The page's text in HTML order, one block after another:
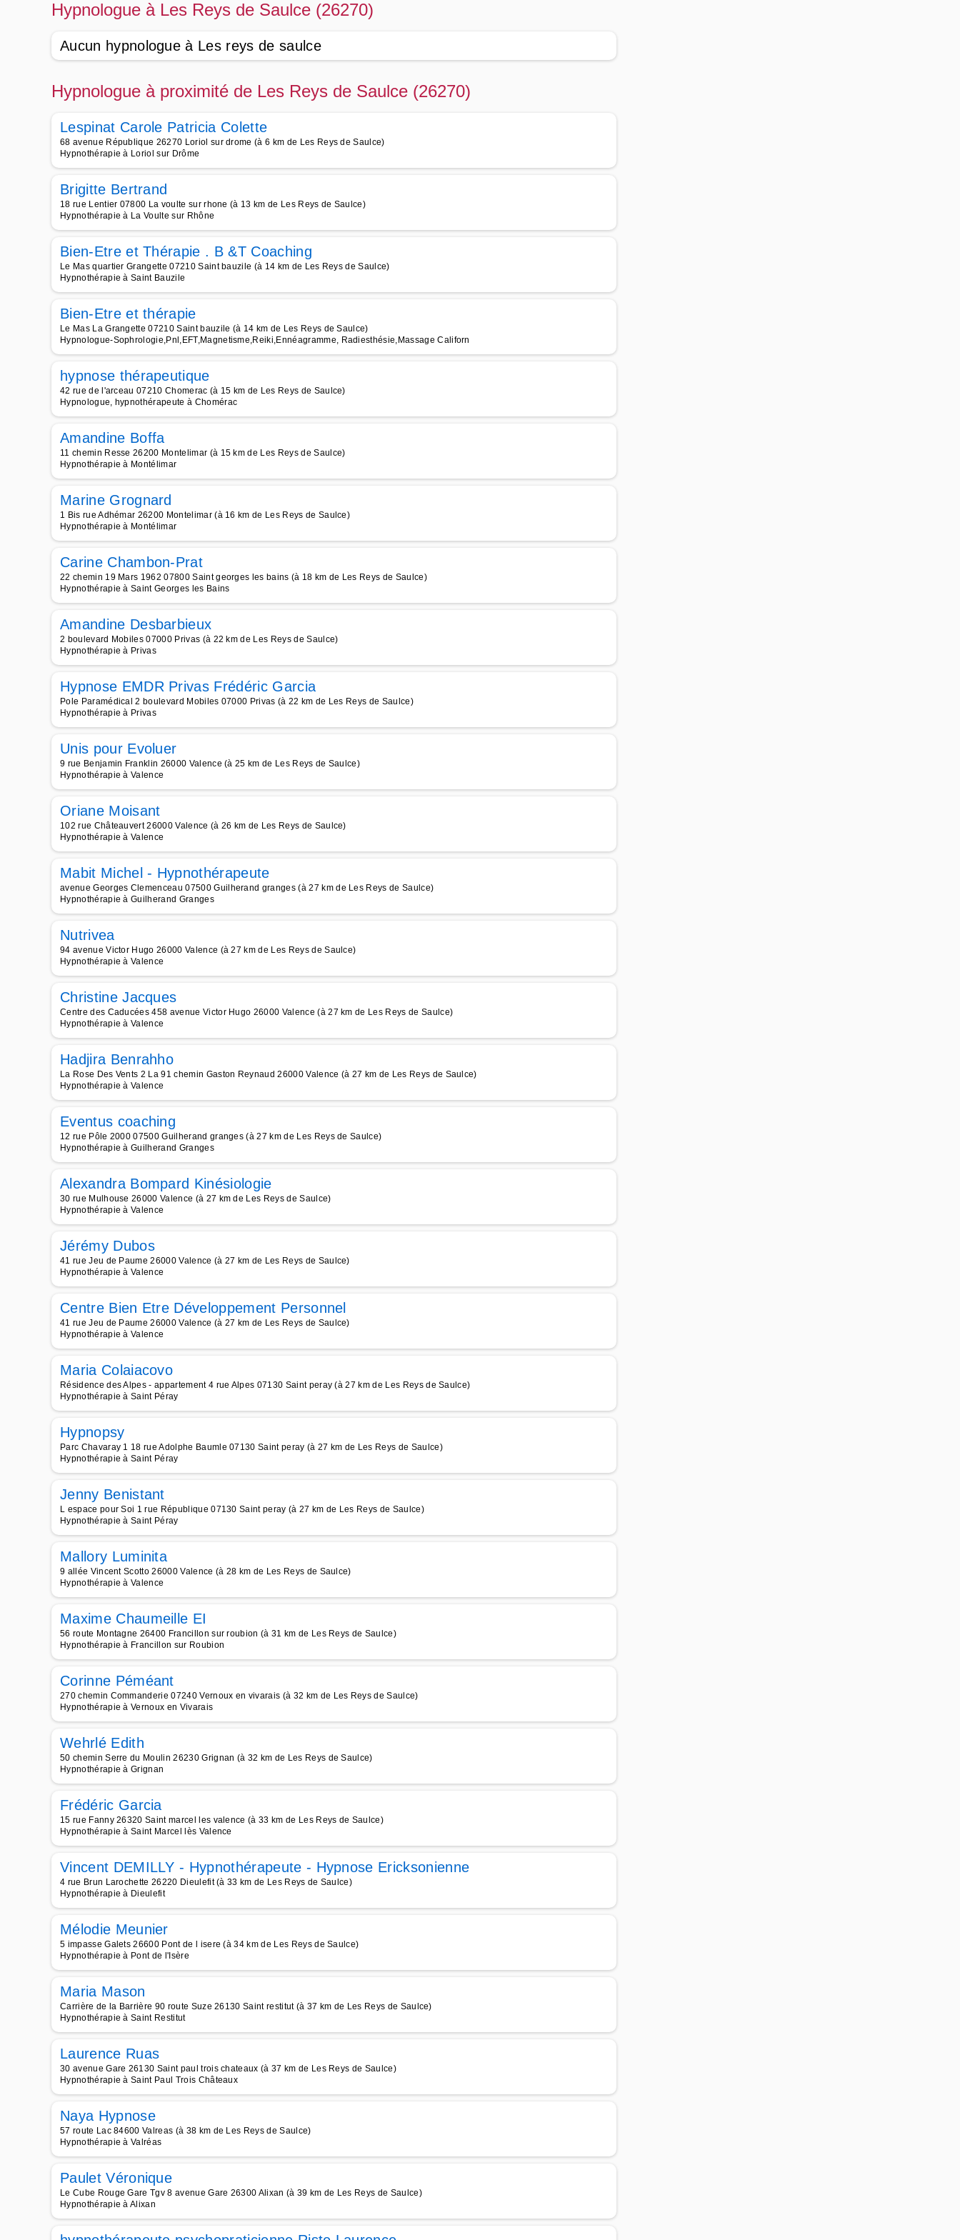
Hypnologue à Les Reys de Saulce (26270)
Aucun hypnologue à Les reys de saulce
Hypnologue à proximité de Les Reys de Saulce (26270)
Lespinat Carole Patricia Colette
68 avenue République 26270 Loriol sur drome (à 6 km de Les Reys de Saulce)
Hypnothérapie à Loriol sur Drôme
Brigitte Bertrand
18 rue Lentier 07800 La voulte sur rhone (à 13 km de Les Reys de Saulce)
Hypnothérapie à La Voulte sur Rhône
Bien-Etre et Thérapie . B &T Coaching
Le Mas quartier Grangette 07210 Saint bauzile (à 14 km de Les Reys de Saulce)
Hypnothérapie à Saint Bauzile
Bien-Etre et thérapie
Le Mas La Grangette 07210 Saint bauzile (à 14 km de Les Reys de Saulce)
Hypnologue-Sophrologie,Pnl,EFT,Magnetisme,Reiki,Ennéagramme, Radiesthésie,Massage Californ
hypnose thérapeutique
42 rue de l'arceau 07210 Chomerac (à 15 km de Les Reys de Saulce)
Hypnologue, hypnothérapeute à Chomérac
Amandine Boffa
11 chemin Resse 26200 Montelimar (à 15 km de Les Reys de Saulce)
Hypnothérapie à Montélimar
Marine Grognard
1 Bis rue Adhémar 26200 Montelimar (à 16 km de Les Reys de Saulce)
Hypnothérapie à Montélimar
Carine Chambon-Prat
22 chemin 19 Mars 1962 07800 Saint georges les bains (à 18 km de Les Reys de Saulce)
Hypnothérapie à Saint Georges les Bains
Amandine Desbarbieux
2 boulevard Mobiles 07000 Privas (à 22 km de Les Reys de Saulce)
Hypnothérapie à Privas
Hypnose EMDR Privas Frédéric Garcia
Pole Paramédical 2 boulevard Mobiles 07000 Privas (à 22 km de Les Reys de Saulce)
Hypnothérapie à Privas
Unis pour Evoluer
9 rue Benjamin Franklin 26000 Valence (à 25 km de Les Reys de Saulce)
Hypnothérapie à Valence
Oriane Moisant
102 rue Châteauvert 26000 Valence (à 26 km de Les Reys de Saulce)
Hypnothérapie à Valence
Mabit Michel - Hypnothérapeute
avenue Georges Clemenceau 07500 Guilherand granges (à 27 km de Les Reys de Saulce)
Hypnothérapie à Guilherand Granges
Nutrivea
94 avenue Victor Hugo 26000 Valence (à 27 km de Les Reys de Saulce)
Hypnothérapie à Valence
Christine Jacques
Centre des Caducées 458 avenue Victor Hugo 26000 Valence (à 27 km de Les Reys de Saulce)
Hypnothérapie à Valence
Hadjira Benrahho
La Rose Des Vents 2 La 91 chemin Gaston Reynaud 26000 Valence (à 27 km de Les Reys de Saulce)
Hypnothérapie à Valence
Eventus coaching
12 rue Pôle 2000 07500 Guilherand granges (à 27 km de Les Reys de Saulce)
Hypnothérapie à Guilherand Granges
Alexandra Bompard Kinésiologie
30 rue Mulhouse 26000 Valence (à 27 km de Les Reys de Saulce)
Hypnothérapie à Valence
Jérémy Dubos
41 rue Jeu de Paume 26000 Valence (à 27 km de Les Reys de Saulce)
Hypnothérapie à Valence
Centre Bien Etre Développement Personnel
41 rue Jeu de Paume 26000 Valence (à 27 km de Les Reys de Saulce)
Hypnothérapie à Valence
Maria Colaiacovo
Résidence des Alpes - appartement 4 rue Alpes 07130 Saint peray (à 27 km de Les Reys de Saulce)
Hypnothérapie à Saint Péray
Hypnopsy
Parc Chavaray 1 18 rue Adolphe Baumle 07130 Saint peray (à 27 km de Les Reys de Saulce)
Hypnothérapie à Saint Péray
Jenny Benistant
L espace pour Soi 1 rue République 07130 Saint peray (à 27 km de Les Reys de Saulce)
Hypnothérapie à Saint Péray
Mallory Luminita
9 allée Vincent Scotto 26000 Valence (à 28 km de Les Reys de Saulce)
Hypnothérapie à Valence
Maxime Chaumeille EI
56 route Montagne 26400 Francillon sur roubion (à 31 km de Les Reys de Saulce)
Hypnothérapie à Francillon sur Roubion
Corinne Péméant
270 chemin Commanderie 07240 Vernoux en vivarais (à 32 km de Les Reys de Saulce)
Hypnothérapie à Vernoux en Vivarais
Wehrlé Edith
50 chemin Serre du Moulin 26230 Grignan (à 32 km de Les Reys de Saulce)
Hypnothérapie à Grignan
Frédéric Garcia
15 rue Fanny 26320 Saint marcel les valence (à 33 km de Les Reys de Saulce)
Hypnothérapie à Saint Marcel lès Valence
Vincent DEMILLY - Hypnothérapeute - Hypnose Ericksonienne
4 rue Brun Larochette 26220 Dieulefit (à 33 km de Les Reys de Saulce)
Hypnothérapie à Dieulefit
Mélodie Meunier
5 impasse Galets 26600 Pont de l isere (à 34 km de Les Reys de Saulce)
Hypnothérapie à Pont de l'Isère
Maria Mason
Carrière de la Barrière 90 route Suze 26130 Saint restitut (à 37 km de Les Reys de Saulce)
Hypnothérapie à Saint Restitut
Laurence Ruas
30 avenue Gare 26130 Saint paul trois chateaux (à 37 km de Les Reys de Saulce)
Hypnothérapie à Saint Paul Trois Châteaux
Naya Hypnose
57 route Lac 84600 Valreas (à 38 km de Les Reys de Saulce)
Hypnothérapie à Valréas
Paulet Véronique
Le Cube Rouge Gare Tgv 8 avenue Gare 26300 Alixan (à 39 km de Les Reys de Saulce)
Hypnothérapie à Alixan